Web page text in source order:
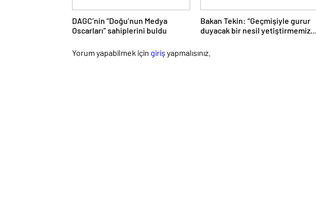
DAGC’nin “Doğu’nun Medya
Oscarları” sahiplerini buldu
Bakan Tekin: “Geçmişiyle gurur
duyacak bir nesil yetiştirmemiz
Yorum yapabilmek için giriş yapmalısınız.